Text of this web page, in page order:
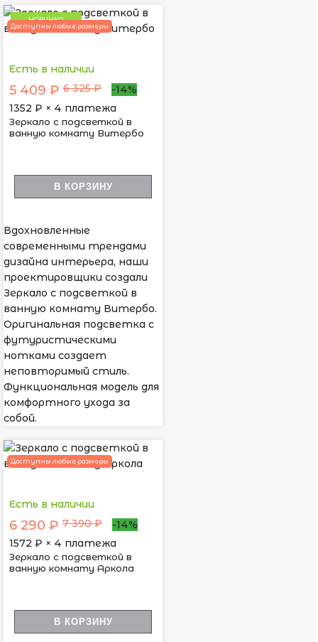
НОВИНКА
Доступны любые размеры
Есть в наличии
5 409 ₽ 6 325 ₽
-14%
1352 ₽ × 4 платежа
Зеркало с подсветкой в
ванную комнату Витербо
В КОРЗИНУ
Вдохновленные
современными трендами
дизайна интерьера, наши
проектировщики создали
Зеркало с подсветкой в
ванную комнату Витербо.
Оригинальная подсветка с
футуристическими
нотками создает
неповторимый стиль.
Функциональная модель для
комфортного ухода за
собой.
Доступны любые размеры
Есть в наличии
6 290 ₽ 7 390 ₽
-14%
1572 ₽ × 4 платежа
Зеркало с подсветкой в
ванную комнату Аркола
В КОРЗИНУ